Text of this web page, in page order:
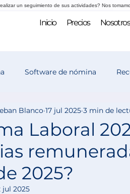
Inicio Precios Nosotros
Software de nómina
Reclutamiento y selección
Laboral
2025?
Blanco 17 jul 2025 3 min de
jul 2025
un seguimiento de sus actividades? Nos